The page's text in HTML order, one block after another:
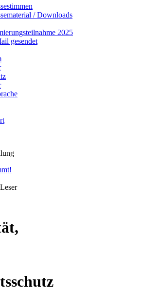
/ Downloads
2025
gesendet